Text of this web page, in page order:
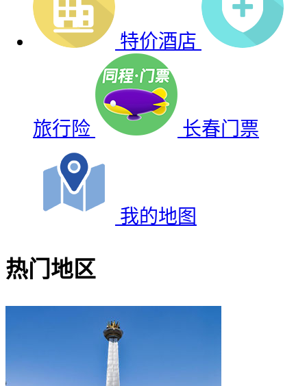
特价酒店
旅行险 长春门票
我的地图
热门地区